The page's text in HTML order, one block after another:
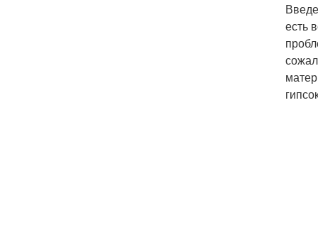
есть